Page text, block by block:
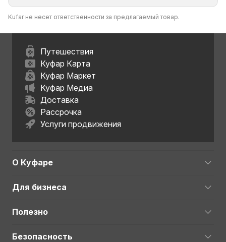
Kufar не несет ответственности за предлагаемый товар.
Путешествия
Куфар Карта
Куфар Маркет
Куфар Медиа
Доставка
Рассрочка
Услуги продвижения
О Куфаре
Для бизнеса
Полезно
Безопасность